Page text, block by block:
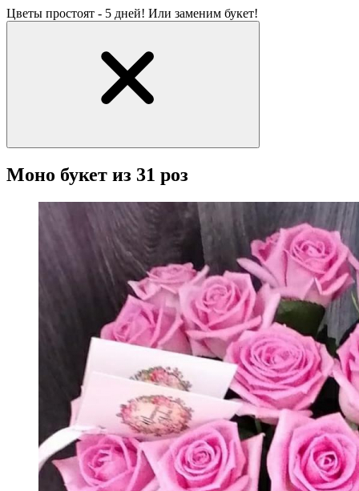
Цветы простоят - 5 дней! Или заменим букет!
Моно букет из 31 роз